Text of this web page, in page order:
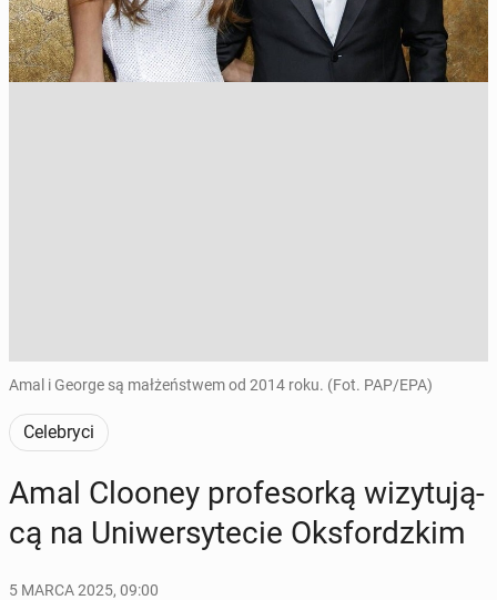
Amal i George są małżeństwem od 2014 roku. (Fot. PAP/EPA)
Celebryci
Amal Clooney pro­fe­sor­ką wi­zy­tu­ją­
cą na Uni­wer­sy­te­cie Oks­fordz­kim
5 MARCA 2025, 09:00